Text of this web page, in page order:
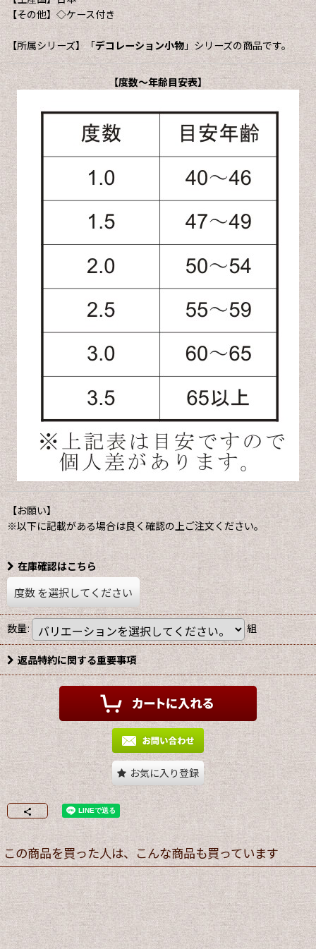
【その他】◇ケース付き
【所属シリーズ】「デコレーション小物」シリーズの商品です。
【度数〜年齢目安表】
【お願い】
※以下に記載がある場合は良く確認の上ご注文ください。
在庫確認はこちら
度数を選択してください
数量: 組
返品特約に関する重要事項
お気に入り登録
この商品を買った人は、こんな商品も買っています